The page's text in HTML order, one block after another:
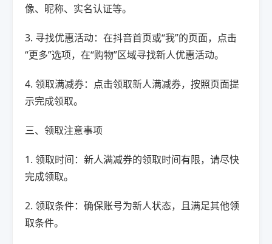
像、昵称、实名认证等。
3. 寻找优惠活动：在抖音首页或“我”的页面，点击
“更多”选项，在“购物”区域寻找新人优惠活动。
4. 领取满减券：点击领取新人满减券，按照页面提
示完成领取。
三、领取注意事项
1. 领取时间：新人满减券的领取时间有限，请尽快
完成领取。
2. 领取条件：确保账号为新人状态，且满足其他领
取条件。